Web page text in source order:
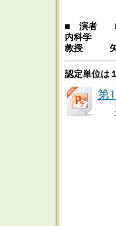
■ 演者 岐
内科学
教授 矢
認定単位は
第